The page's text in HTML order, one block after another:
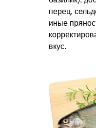
перец,
иные
вкус.